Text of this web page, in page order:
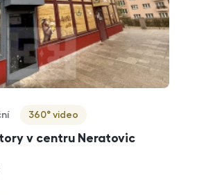
v centru Neratovic
360° video